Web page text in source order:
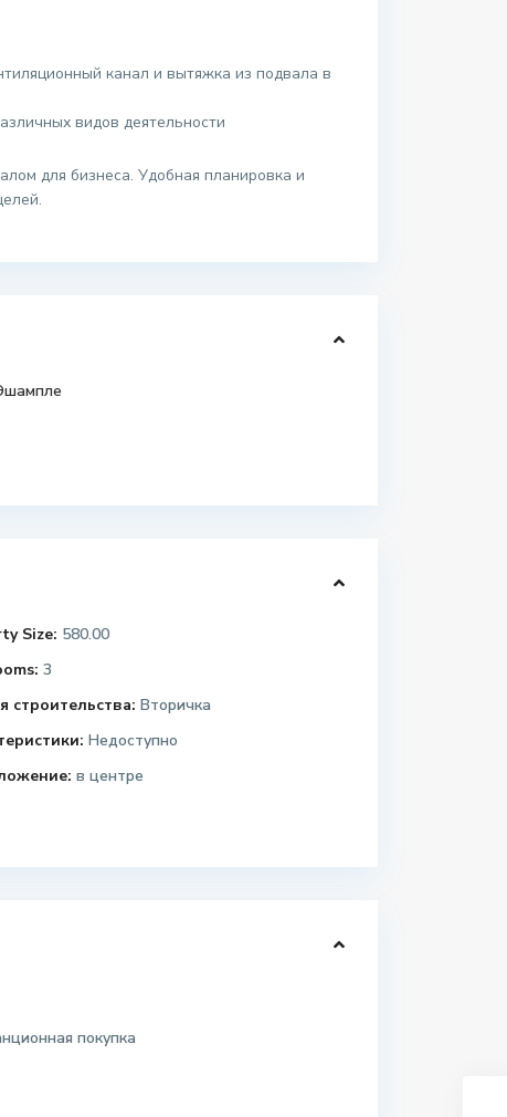
канал и вытяжка из подвала в
видов деятельности
для бизнеса. Удобная планировка и
Size: 580.00
3
строительства: Вторичка
Недоступно
в центре
покупка